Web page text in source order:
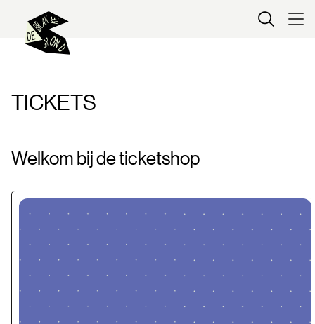
TICKETS
Welkom bij de ticketshop